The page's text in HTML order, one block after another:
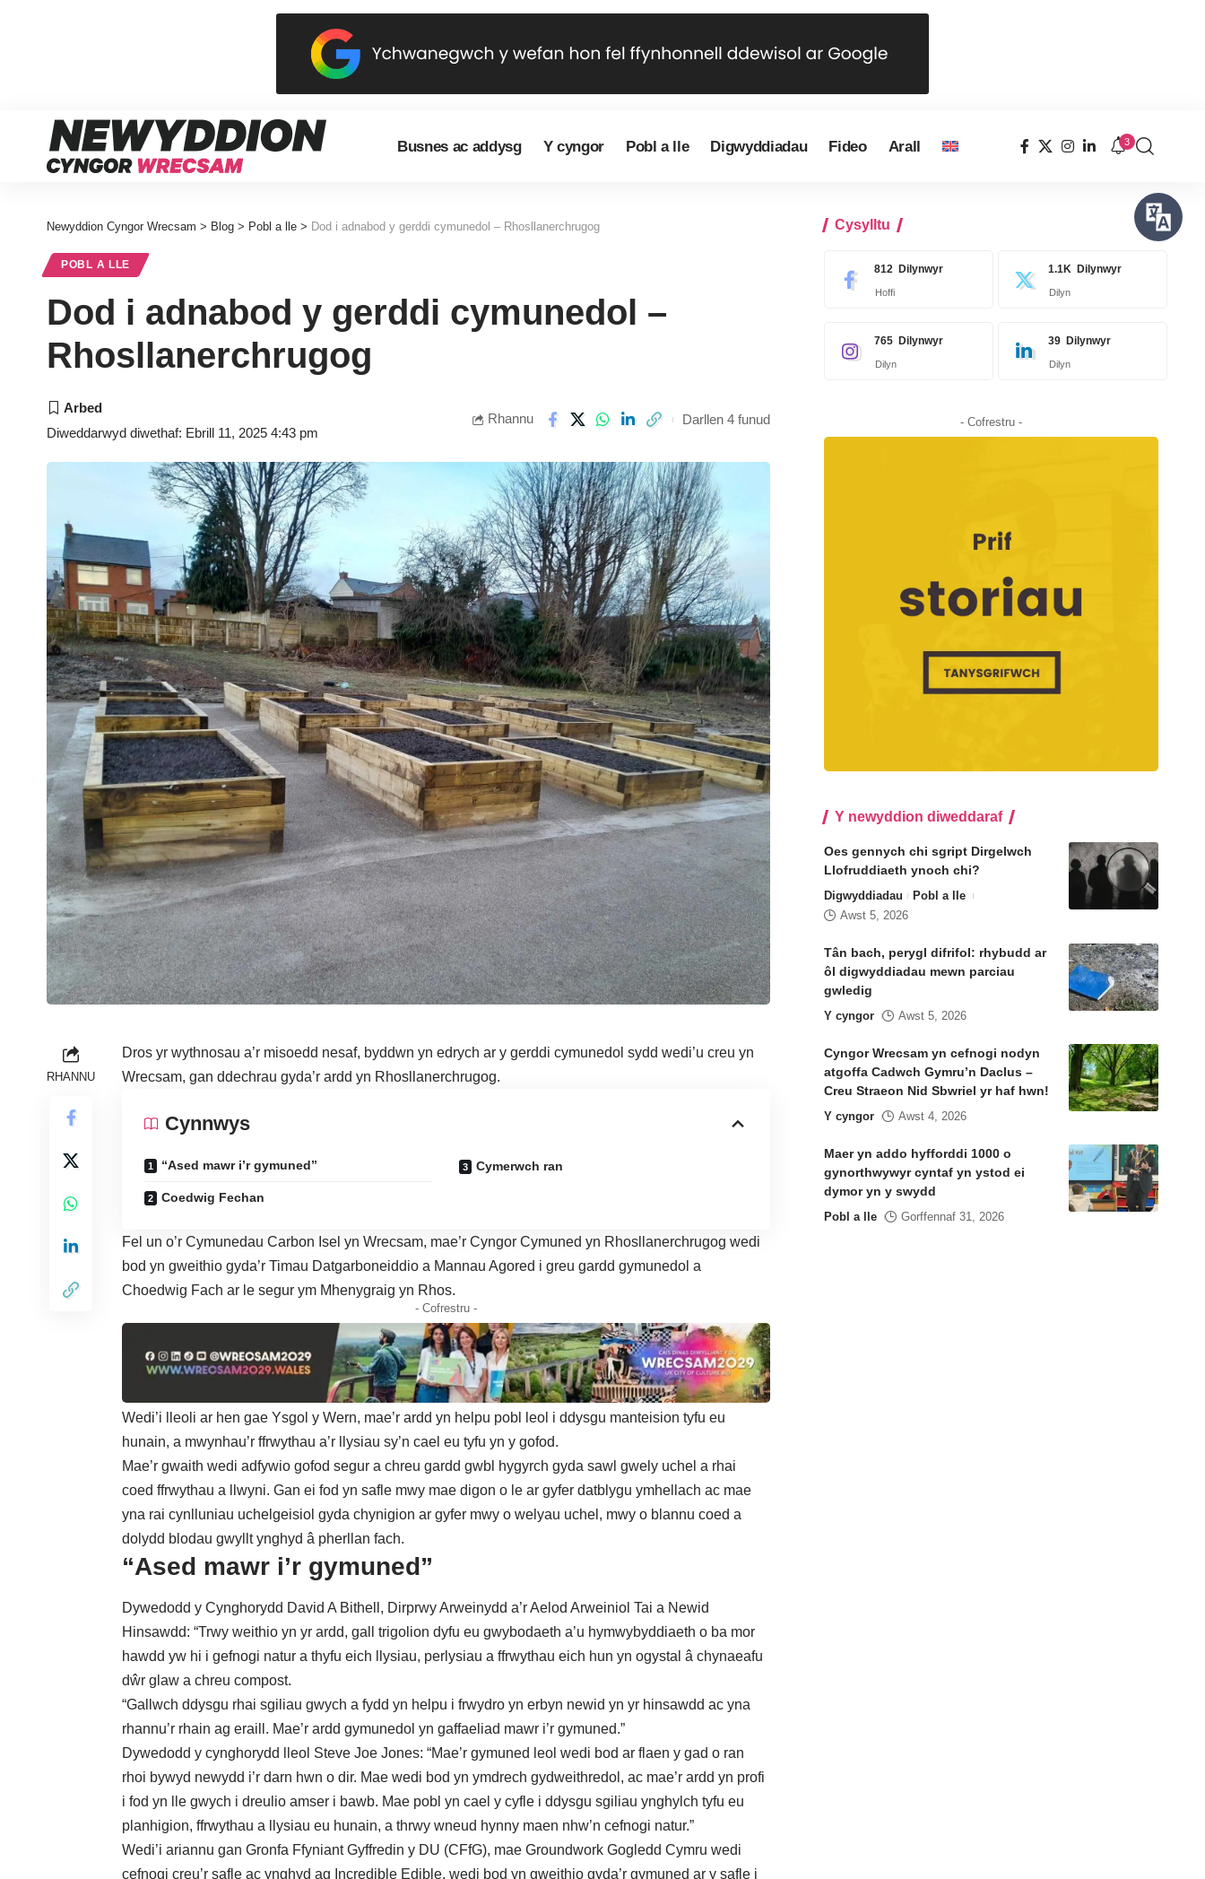
Busnes ac addysg Y cyngor Pobl a lle Digwyddiadau Fideo Arall 3
Newyddion Cyngor Wrecsam > Blog > Pobl a lle > Dod i adnabod y gerddi cymunedol – Rhosllanerchrugog
POBL A LLE
Dod i adnabod y gerddi cymunedol –
Rhosllanerchrugog
Diweddarwyd diwethaf: Ebrill 11, 2025 4:43 pm
Rhannu Darllen 4 funud
RHANNU
Dros yr wythnosau a’r misoedd nesaf, byddwn yn edrych ar y gerddi cymunedol sydd wedi’u creu yn
Wrecsam, gan ddechrau gyda’r ardd yn Rhosllanerchrugog.
Cynnwys
“Ased mawr i’r gymuned”
Coedwig Fechan
Cymerwch ran
Fel un o’r Cymunedau Carbon Isel yn Wrecsam, mae’r Cyngor Cymuned yn Rhosllanerchrugog wedi
bod yn gweithio gyda’r Timau Datgarboneiddio a Mannau Agored i greu gardd gymunedol a
Choedwig Fach ar le segur ym Mhenygraig yn Rhos.
- Cofrestru -
Wedi’i lleoli ar hen gae Ysgol y Wern, mae’r ardd yn helpu pobl leol i ddysgu manteision tyfu eu
hunain, a mwynhau’r ffrwythau a’r llysiau sy’n cael eu tyfu yn y gofod.
Mae’r gwaith wedi adfywio gofod segur a chreu gardd gwbl hygyrch gyda sawl gwely uchel a rhai
coed ffrwythau a llwyni. Gan ei fod yn safle mwy mae digon o le ar gyfer datblygu ymhellach ac mae
yna rai cynlluniau uchelgeisiol gyda chynigion ar gyfer mwy o welyau uchel, mwy o blannu coed a
dolydd blodau gwyllt ynghyd â pherllan fach.
“Ased mawr i’r gymuned”
Dywedodd y Cynghorydd David A Bithell, Dirprwy Arweinydd a’r Aelod Arweiniol Tai a Newid
Hinsawdd: “Trwy weithio yn yr ardd, gall trigolion dyfu eu gwybodaeth a’u hymwybyddiaeth o ba mor
hawdd yw hi i gefnogi natur a thyfu eich llysiau, perlysiau a ffrwythau eich hun yn ogystal â chynaeafu
dŵr glaw a chreu compost.
“Gallwch ddysgu rhai sgiliau gwych a fydd yn helpu i frwydro yn erbyn newid yn yr hinsawdd ac yna
rhannu’r rhain ag eraill. Mae’r ardd gymunedol yn gaffaeliad mawr i’r gymuned.”
Dywedodd y cynghorydd lleol Steve Joe Jones: “Mae’r gymuned leol wedi bod ar flaen y gad o ran
rhoi bywyd newydd i’r darn hwn o dir. Mae wedi bod yn ymdrech gydweithredol, ac mae’r ardd yn profi
i fod yn lle gwych i dreulio amser i bawb. Mae pobl yn cael y cyfle i ddysgu sgiliau ynghylch tyfu eu
planhigion, ffrwythau a llysiau eu hunain, a thrwy wneud hynny maen nhw’n cefnogi natur.”
Wedi’i ariannu gan Gronfa Ffyniant Gyffredin y DU (CFfG), mae Groundwork Gogledd Cymru wedi
cefnogi creu’r safle ac ynghyd ag Incredible Edible, wedi bod yn gweithio gyda’r gymuned ar y safle i
Cysylltu
812 Dilynwyr
Hoffi
1.1K Dilynwyr
Dilyn
765 Dilynwyr
Dilyn
39 Dilynwyr
Dilyn
- Cofrestru -
Y newyddion diweddaraf
Oes gennych chi sgript Dirgelwch
Llofruddiaeth ynoch chi?
Digwyddiadau
Pobl a lle
Awst 5, 2026
Tân bach, perygl difrifol: rhybudd ar
ôl digwyddiadau mewn parciau
gwledig
Y cyngor Awst 5, 2026
Cyngor Wrecsam yn cefnogi nodyn
atgoffa Cadwch Gymru’n Daclus –
Creu Straeon Nid Sbwriel yr haf hwn!
Y cyngor Awst 4, 2026
Maer yn addo hyfforddi 1000 o
gynorthwywyr cyntaf yn ystod ei
dymor yn y swydd
Pobl a lle Gorffennaf 31, 2026